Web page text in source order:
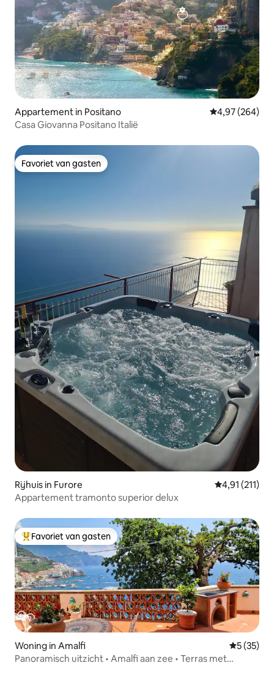
Appartement in Positano Gemiddelde
4,97 (264)
Casa Giovanna Positano Italië
Favoriet van gasten
Favoriet van gasten
Rijhuis in Furore Gemiddelde
4,91 (211)
Appartement tramonto superior delux
Topfavoriet van gasten
Favoriet van gasten
Woning in Amalfi
5 (35)
Panoramisch uitzicht • Amalfi aan zee • Terras met